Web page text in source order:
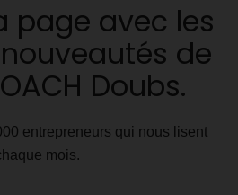
page avec les
de
Doubs.
entrepreneurs qui nous lisent
mois.